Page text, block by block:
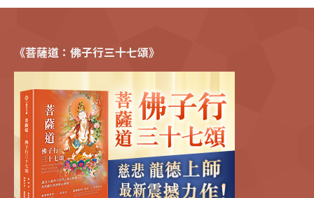
《菩薩道：佛子行三十七頌》